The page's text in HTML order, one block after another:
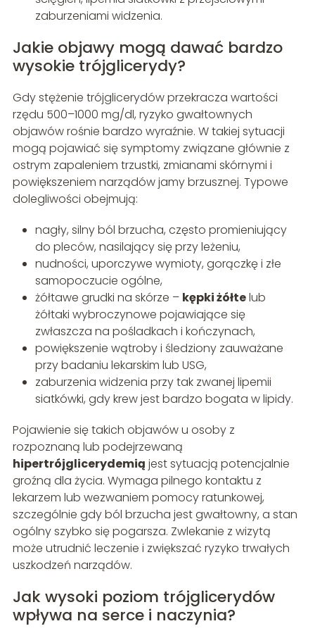
zaburzeniami widzenia.
Jakie objawy mogą dawać bardzo
wysokie trójglicerydy?
Gdy stężenie trójglicerydów przekracza wartości
rzędu 500–1000 mg/dl, ryzyko gwałtownych
objawów rośnie bardzo wyraźnie. W takiej sytuacji
mogą pojawiać się symptomy związane głównie z
ostrym zapaleniem trzustki, zmianami skórnymi i
powiększeniem narządów jamy brzusznej. Typowe
dolegliwości obejmują:
nagły, silny ból brzucha, często promieniujący
do pleców, nasilający się przy leżeniu,
nudności, uporczywe wymioty, gorączkę i złe
samopoczucie ogólne,
żółtawe grudki na skórze – kępki żółtelub
żółtaki wybroczynowe pojawiające się
zwłaszcza na pośladkach i kończynach,
powiększenie wątroby i śledziony zauważane
przy badaniu lekarskim lub USG,
zaburzenia widzenia przy tak zwanej lipemii
siatkówki, gdy krew jest bardzo bogata w lipidy.
Pojawienie się takich objawów u osoby z
rozpoznaną lub podejrzewaną
hipertrójglicerydemią jest sytuacją potencjalnie
groźną dla życia. Wymaga pilnego kontaktu z
lekarzem lub wezwaniem pomocy ratunkowej,
szczególnie gdy ból brzucha jest gwałtowny, a stan
ogólny szybko się pogarsza. Zwlekanie z wizytą
może utrudnić leczenie i zwiększać ryzyko trwałych
uszkodzeń narządów.
Jak wysoki poziom trójglicerydów
wpływa na serce i naczynia?